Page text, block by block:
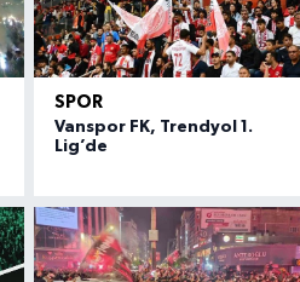
SPOR
Vanspor FK, Trendyol 1.
Lig’de